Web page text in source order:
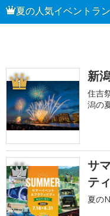
夏の人気イベントラ
1 新
住吉
潟の
2
サ
テ
夏の